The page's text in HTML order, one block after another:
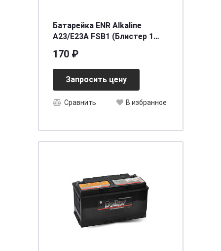
Батарейка ENR Alkaline
A23/E23A FSB1 (Блистер 1
170 ₽
Запросить цену
Сравнить В избранное